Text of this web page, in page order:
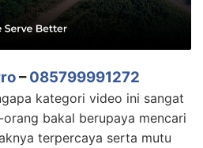
–085799991272
kategori video ini sangat
bakal berupaya mencari
terpercaya serta mutu